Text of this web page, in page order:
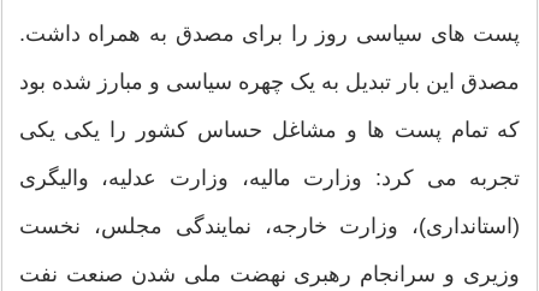
پست های سیاسی روز را برای مصدق به همراه داشت.
مصدق این بار تبدیل به یک چهره سیاسی و مبارز شده بود
که تمام پست ها و مشاغل حساس کشور را یکی یکی
تجربه می کرد: وزارت مالیه، وزارت عدلیه، والیگری
(استانداری)، وزارت خارجه، نمایندگی مجلس، نخست
وزیری و سرانجام رهبری نهضت ملی شدن صنعت نفت